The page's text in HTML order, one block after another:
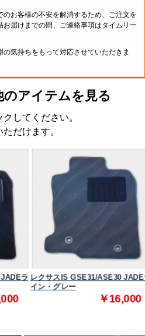
のお客様の不安を解消するため、ご注文を
お届けまでの間、ご連絡事項はタイムリー
の気持ちをもって対応させていただきま
アイテムを見る
してください。
だけます。
ラ レクサスIS GSE31/ASE30 JADEラ
イン・グレー
￥16,000